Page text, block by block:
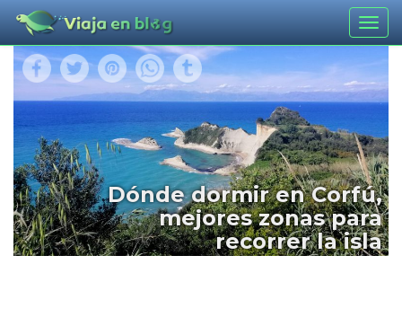
Dónde dormir en Corfú,
mejores zonas para
recorrer la isla